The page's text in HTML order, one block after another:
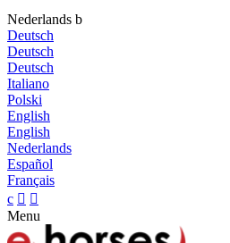
Nederlands b
Deutsch
Deutsch
Deutsch
Italiano
Polski
English
English
Nederlands
Español
Français
c  
Menu